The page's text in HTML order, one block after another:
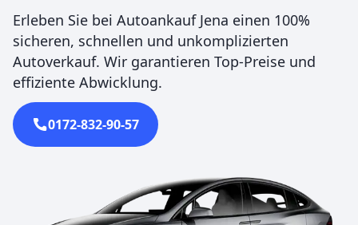
Erleben Sie bei Autoankauf Jena einen 100%
sicheren, schnellen und unkomplizierten
Autoverkauf. Wir garantieren Top-Preise und
effiziente Abwicklung.
0172-832-90-57